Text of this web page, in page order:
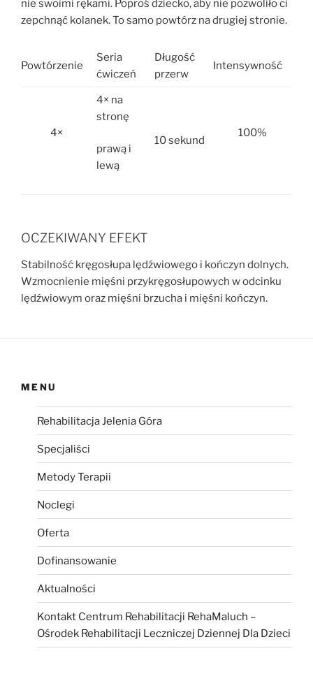
nie swoimi rękami. Poproś dziecko, aby nie pozwoliło ci
zepchnąć kolanek. To samo powtórz na drugiej stronie.
Powtórzenie
Seria
ćwiczeń
Długość
przerw
Intensywność
4×
4× na
stronę
prawą i
lewą
10 sekund
100%
OCZEKIWANY EFEKT
Stabilność kręgosłupa lędźwiowego i kończyn dolnych.
Wzmocnienie mięśni przykręgosłupowych w odcinku
lędźwiowym oraz mięśni brzucha i mięśni kończyn.
MENU
Rehabilitacja Jelenia Góra
Specjaliści
Metody Terapii
Noclegi
Oferta
Dofinansowanie
Aktualności
Kontakt Centrum Rehabilitacji RehaMaluch –
Ośrodek Rehabilitacji Leczniczej Dziennej Dla Dzieci